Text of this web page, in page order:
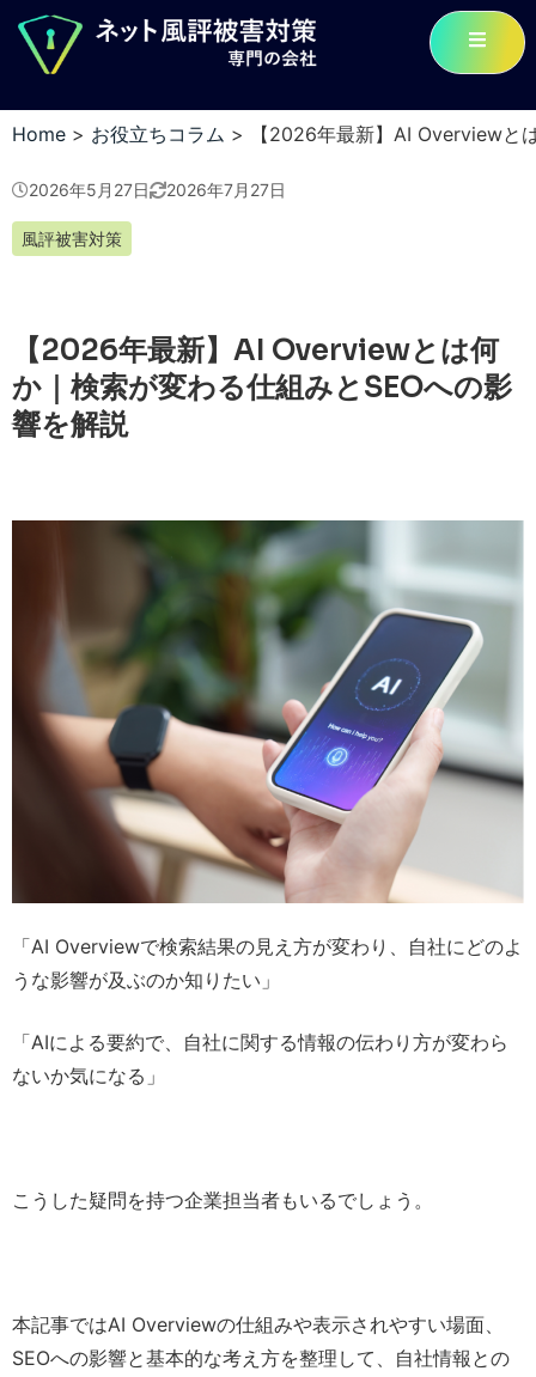
Home > お役立ちコラム > 【2026年最新】AI Overviewと
2026年5月27日 2026年7月27日
風評被害対策
【2026年最新】AI Overviewとは何
か｜検索が変わる仕組みとSEOへの影
響を解説
「AI Overviewで検索結果の見え方が変わり、自社にどのよ
うな影響が及ぶのか知りたい」
「AIによる要約で、自社に関する情報の伝わり方が変わら
ないか気になる」
こうした疑問を持つ企業担当者もいるでしょう。
本記事ではAI Overviewの仕組みや表示されやすい場面、
SEOへの影響と基本的な考え方を整理して、自社情報との